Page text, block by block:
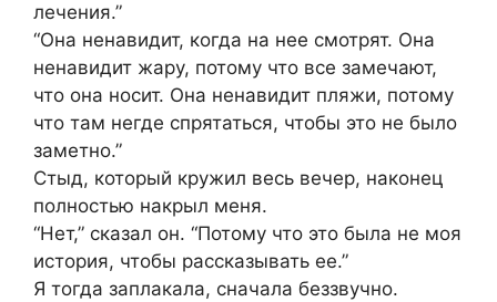
лечения.”
“Она ненавидит, когда на нее смотрят. Она
ненавидит жару, потому что все замечают,
что она носит. Она ненавидит пляжи, потому
что там негде спрятаться, чтобы это не было
заметно.”
Стыд, который кружил весь вечер, наконец
полностью накрыл меня.
“Нет,” сказал он. “Потому что это была не моя
история, чтобы рассказывать ее.”
Я тогда заплакала, сначала беззвучно.